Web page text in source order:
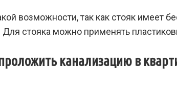
возможности, так как стояк
стояка можно применять
канализацию в